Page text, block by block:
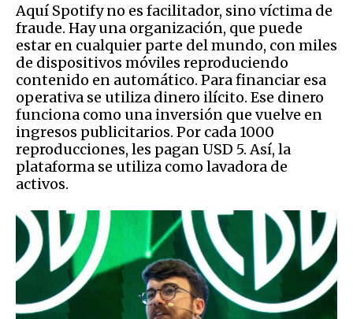
Aquí Spotify no es facilitador, sino víctima de
fraude. Hay una organización, que puede
estar en cualquier parte del mundo, con miles
de dispositivos móviles reproduciendo
contenido en automático. Para financiar esa
operativa se utiliza dinero ilícito. Ese dinero
funciona como una inversión que vuelve en
ingresos publicitarios. Por cada 1000
reproducciones, les pagan USD 5. Así, la
plataforma se utiliza como lavadora de
activos.